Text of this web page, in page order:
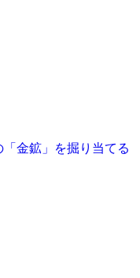
金鉱」を掘り当てる